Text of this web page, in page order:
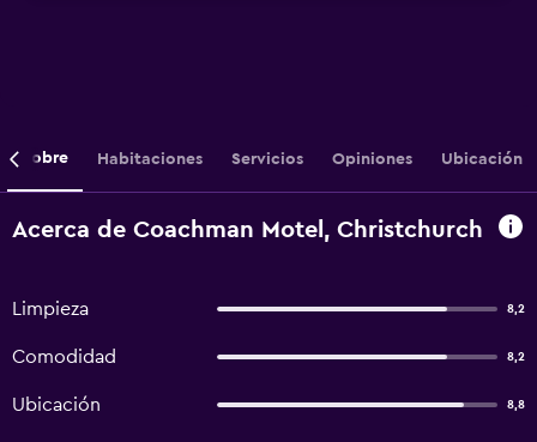
Sobre Habitaciones Servicios Opiniones Ubicación
Acerca de Coachman Motel, Christchurch
Limpieza 8,2
Comodidad 8,2
Ubicación 8,8